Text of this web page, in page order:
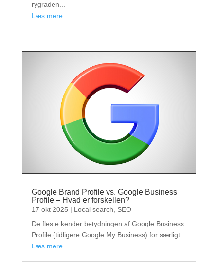
rygraden...
læs mere
Google Brand Profile vs. Google Business
Profile – Hvad er forskellen?
17 okt 2025 | Local search
SEO
De fleste kender betydningen af Google Business
Profile (tidligere Google My Business) for særligt...
læs mere